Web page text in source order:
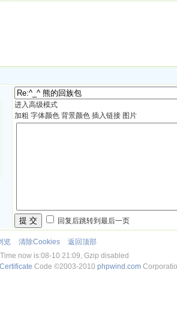
进入高级模式
加粗 字体颜色 背景颜色 插入链接 图片
提 交 回复后跳转到最后一页
览 清除Cookies
返回顶部
now is:08-10 21:09, Gzip disabled
Certificate Code ©2003-2010 phpwind.com